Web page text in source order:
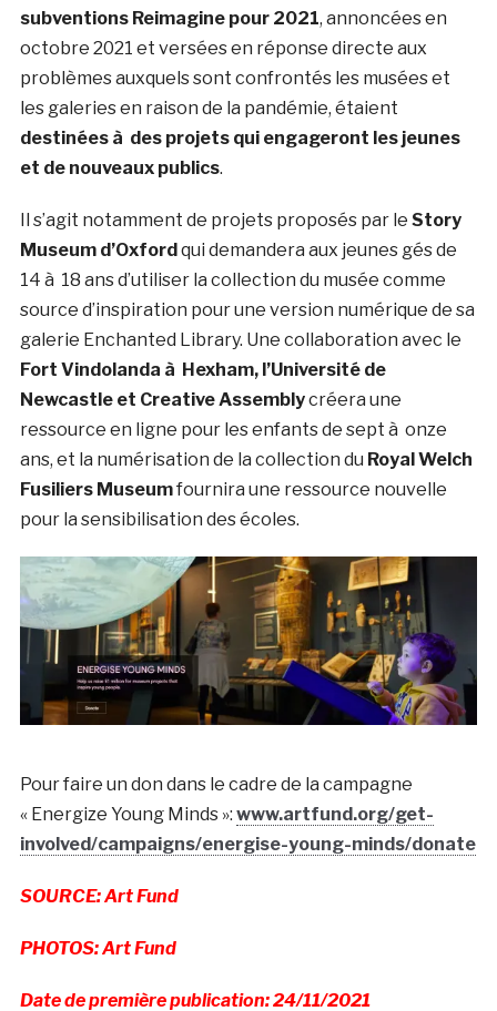
subventions Reimagine pour 2021, annoncées en
octobre 2021 et versées en réponse directe aux
problèmes auxquels sont confrontés les musées et
les galeries en raison de la pandémie, étaient
destinées à des projets qui engageront les jeunes
et de nouveaux publics.
Il s’agit notamment de projets proposés par le Story
Museum d’Oxfordqui demandera aux jeunes gés de
14 à 18 ans d’utiliser la collection du musée comme
source d’inspiration pour une version numérique de sa
galerie Enchanted Library. Une collaboration avec le
Fort Vindolanda à Hexham, l’Université de
Newcastle et Creative Assemblycréera une
ressource en ligne pour les enfants de sept à onze
ans, et la numérisation de la collection du Royal Welch
Fusiliers Museumfournira une ressource nouvelle
pour la sensibilisation des écoles.
Pour faire un don dans le cadre de la campagne
« Energize Young Minds »: www.artfund.org/get-
involved/campaigns/energise-young-minds/donate
SOURCE: Art Fund
PHOTOS: Art Fund
Date de première publication: 24/11/2021